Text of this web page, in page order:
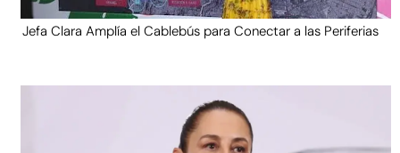
Jefa Clara Amplía el Cablebús para Conectar a las Periferias